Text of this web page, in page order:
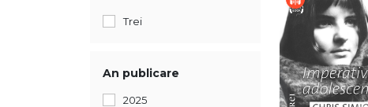
Trei
An publicare
2025